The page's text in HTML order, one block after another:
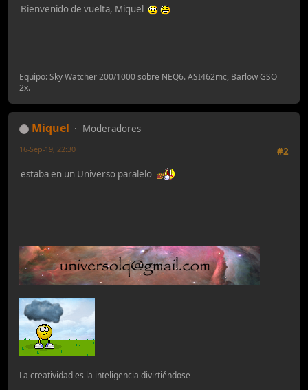
Bienvenido de vuelta, Miquel
Equipo: Sky Watcher 200/1000 sobre NEQ6. ASI462mc, Barlow GSO
2x.
Miquel
Moderadores
#2
16-Sep-19, 22:30
estaba en un Universo paralelo
La creatividad es la inteligencia divirtiéndose